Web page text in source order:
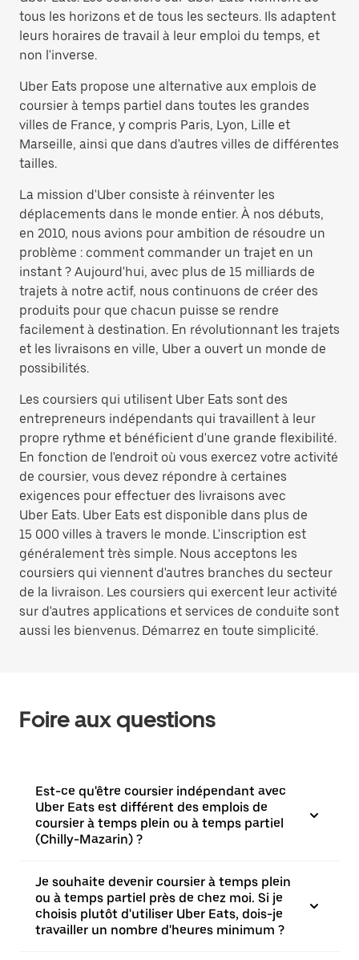
tous les horizons et de tous les secteurs. Ils adaptent
leurs horaires de travail à leur emploi du temps, et
non l'inverse.
Uber Eats propose une alternative aux emplois de
coursier à temps partiel dans toutes les grandes
villes de France, y compris Paris, Lyon, Lille et
Marseille, ainsi que dans d'autres villes de différentes
tailles.
La mission d'Uber consiste à réinventer les
déplacements dans le monde entier. À nos débuts,
en 2010, nous avions pour ambition de résoudre un
problème : comment commander un trajet en un
instant ? Aujourd'hui, avec plus de 15 milliards de
trajets à notre actif, nous continuons de créer des
produits pour que chacun puisse se rendre
facilement à destination. En révolutionnant les trajets
et les livraisons en ville, Uber a ouvert un monde de
possibilités.
Les coursiers qui utilisent Uber Eats sont des
entrepreneurs indépendants qui travaillent à leur
propre rythme et bénéficient d'une grande flexibilité.
En fonction de l'endroit où vous exercez votre activité
de coursier, vous devez répondre à certaines
exigences pour effectuer des livraisons avec
Uber Eats. Uber Eats est disponible dans plus de
15 000 villes à travers le monde. L'inscription est
généralement très simple. Nous acceptons les
coursiers qui viennent d'autres branches du secteur
de la livraison. Les coursiers qui exercent leur activité
sur d'autres applications et services de conduite sont
aussi les bienvenus. Démarrez en toute simplicité.
Foire aux questions
Est-ce qu'être coursier indépendant avec
Uber Eats est différent des emplois de
coursier à temps plein ou à temps partiel
(Chilly-Mazarin) ?
Je souhaite devenir coursier à temps plein
ou à temps partiel près de chez moi. Si je
choisis plutôt d'utiliser Uber Eats, dois-je
travailler un nombre d'heures minimum ?